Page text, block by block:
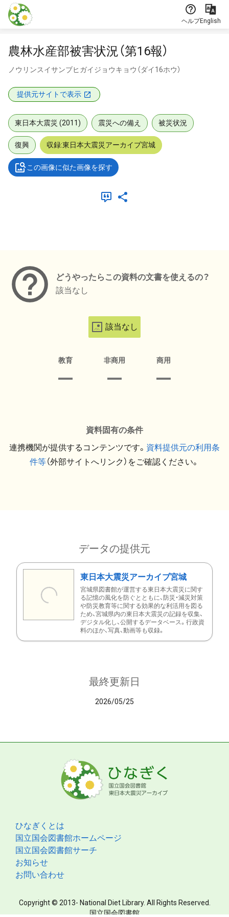
本文に飛ぶ
ヘルプEnglish
農林水産部被害状況（第16報）
ノウリンスイサンブヒガイジョウキョウ（ダイ16ホウ）
提供元サイトで表示
東日本大震災 (2011) 震災への備え 被災状況
復興 収録:東日本大震災アーカイブ宮城
この画像に似た画像を探す
どうやったらこの資料の文書を使えるの？
該当なし
該当なし
教育 非商用 商用
資料固有の条件
連携機関が提供するコンテンツです。 資料提供元の利用条
件等（外部サイトへリンク）をご確認ください。
データの提供元
東日本大震災アーカイブ宮城
宮城県図書館が運営する東日本大震災に関す
る記憶の風化を防ぐとともに、防災・減災対策
や防災教育等に関する効果的な利活用を図る
ため、宮城県内の東日本大震災の記録を収集、
デジタル化し、公開するデータベース。行政資
料のほか、写真、動画等も収録。
最終更新日
2026/05/25
ひなぎくとは
国立国会図書館ホームページ
国立国会図書館サーチ
お知らせ
お問い合わせ
Copyright © 2013- National Diet Library. All Rights Reserved.